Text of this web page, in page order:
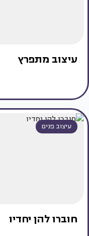
עיצוב מתפרץ
עיצוב פנים
חוברו להן יחדיו